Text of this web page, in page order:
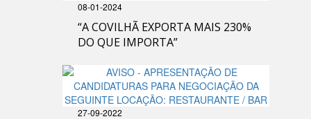
08-01-2024
“A COVILHÃ EXPORTA MAIS 230%
DO QUE IMPORTA”
27-09-2022